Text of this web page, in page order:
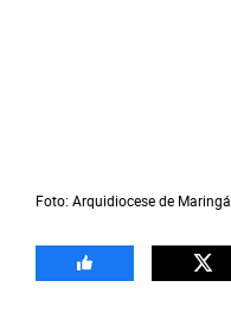
Foto: Arquidiocese de Maringá